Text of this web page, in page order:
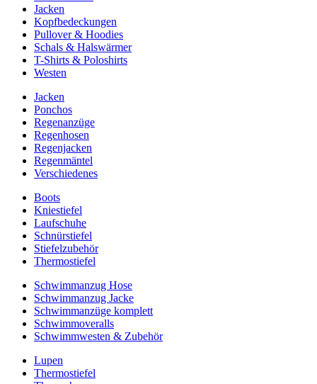
Jacken
Kopfbedeckungen
Pullover & Hoodies
Schals & Halswärmer
T-Shirts & Poloshirts
Westen
Jacken
Ponchos
Regenanzüge
Regenhosen
Regenjacken
Regenmäntel
Verschiedenes
Boots
Kniestiefel
Laufschuhe
Schnürstiefel
Stiefelzubehör
Thermostiefel
Schwimmanzug Hose
Schwimmanzug Jacke
Schwimmanzüge komplett
Schwimmoveralls
Schwimmwesten & Zubehör
Lupen
Thermostiefel